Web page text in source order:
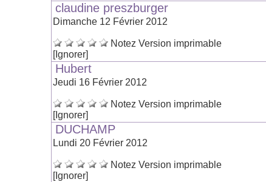
claudine preszburger
Dimanche 12 Février 2012
Notez Version imprimable
[Ignorer]
Hubert
Jeudi 16 Février 2012
Notez Version imprimable
[Ignorer]
DUCHAMP
Lundi 20 Février 2012
Notez Version imprimable
[Ignorer]